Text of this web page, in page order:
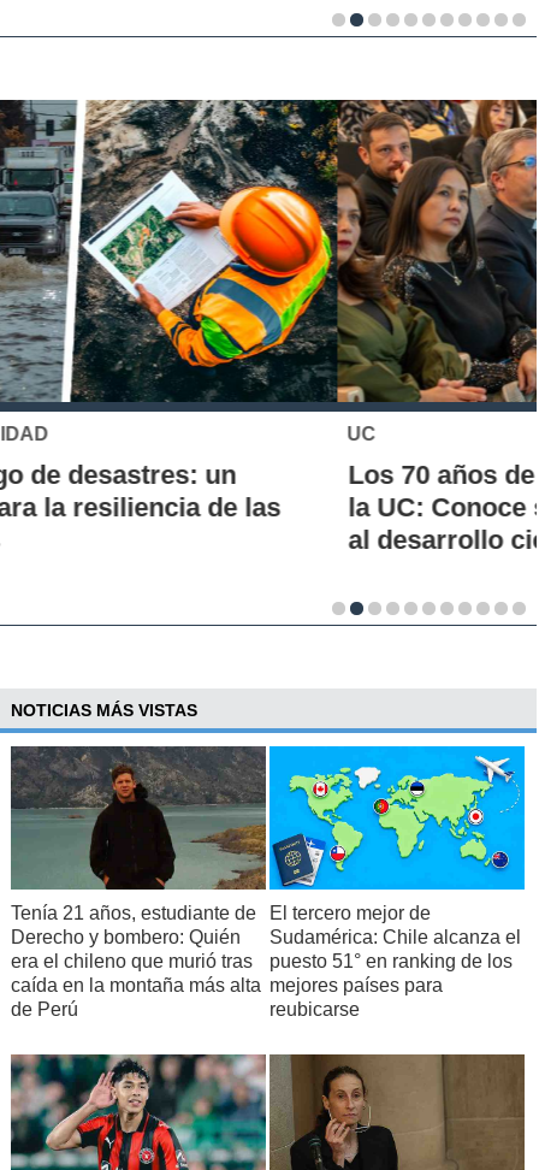
UC
Los 70 años de la Carrera de Química de
la UC: Conoce su historia, hitos y aporte
al desarrollo científico del país
NOTICIAS MÁS VISTAS
Tenía 21 años, estudiante de
Derecho y bombero: Quién
era el chileno que murió tras
caída en la montaña más alta
de Perú
El tercero mejor de
Sudamérica: Chile alcanza el
puesto 51° en ranking de los
mejores países para
reubicarse